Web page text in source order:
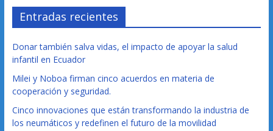
Entradas recientes
Donar también salva vidas, el impacto de apoyar la salud
infantil en Ecuador
Milei y Noboa firman cinco acuerdos en materia de
cooperación y seguridad.
Cinco innovaciones que están transformando la industria de
los neumáticos y redefinen el futuro de la movilidad